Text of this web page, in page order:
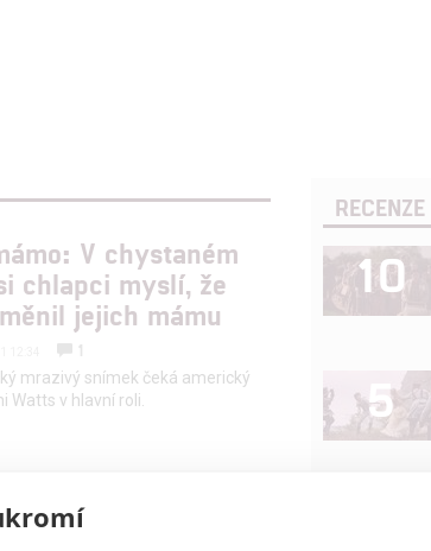
V chystaném
chlapci myslí, že
jejich mámu
1
mrazivý snímek čeká americký
Watts v hlavní roli.
10
5